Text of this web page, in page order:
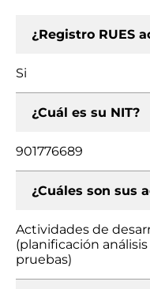
¿Registro RUES
Si
¿Cuál es su NIT?
901776689
¿Cuáles son sus
Actividades de
(planificación
pruebas)